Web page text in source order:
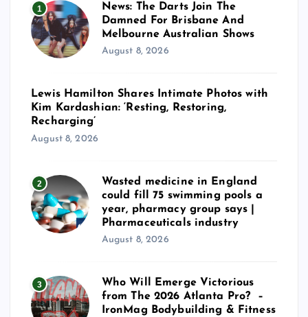
1
News: The Darts Join The
Damned For Brisbane And
Melbourne Australian Shows
August 8, 2026
Lewis Hamilton Shares Intimate Photos with
Kim Kardashian: ‘Resting, Restoring,
Recharging’
August 8, 2026
2
Wasted medicine in England
could fill 75 swimming pools a
year, pharmacy group says |
Pharmaceuticals industry
August 8, 2026
3
Who Will Emerge Victorious
from The 2026 Atlanta Pro? –
IronMag Bodybuilding & Fitness